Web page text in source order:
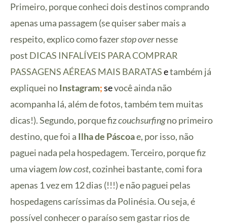
Primeiro, porque conheci dois destinos comprando
apenas uma passagem (se quiser saber mais a
respeito, explico como fazerstop overnesse
post DICAS INFALÍVEIS PARA COMPRAR
PASSAGENS AÉREAS MAIS BARATASetambém já
expliquei noInstagram;sevocê ainda não
acompanha lá, além de fotos, também tem muitas
dicas!). Segundo, porque fizcouchsurfingno primeiro
destino, que foi a Ilha de Páscoae, por isso, não
paguei nada pela hospedagem. Terceiro, porque fiz
uma viagem low cost, cozinhei bastante, comi fora
apenas 1 vez em 12 dias (!!!) e não paguei pelas
hospedagens caríssimas da Polinésia. Ou seja, é
possível conhecer o paraíso sem gastar rios de